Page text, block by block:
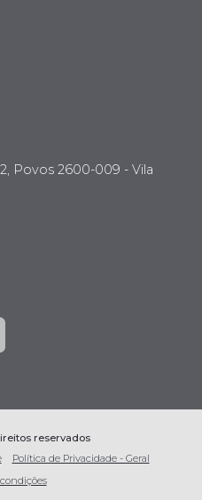
Povos 2600-009 - Vila
reservados
Política de Privacidade - Geral